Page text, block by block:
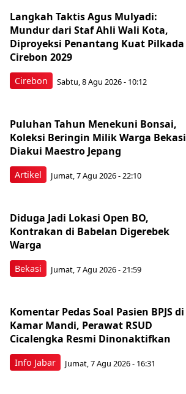
Cirebon
Langkah Taktis Agus Mulyadi:
Mundur dari Staf Ahli Wali Kota,
Diproyeksi Penantang Kuat Pilkada
Cirebon 2029
Sabtu, 8 Agu 2026 - 10:12
Artikel
Puluhan Tahun Menekuni Bonsai,
Koleksi Beringin Milik Warga Bekasi
Diakui Maestro Jepang
Jumat, 7 Agu 2026 - 22:10
Bekasi
Diduga Jadi Lokasi Open BO,
Kontrakan di Babelan Digerebek
Warga
Jumat, 7 Agu 2026 - 21:59
Info Jabar
Komentar Pedas Soal Pasien BPJS di
Kamar Mandi, Perawat RSUD
Cicalengka Resmi Dinonaktifkan
Jumat, 7 Agu 2026 - 16:31